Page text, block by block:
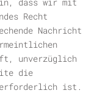
Recht
Nachricht
unverzüglich
die
erforderlich ist.